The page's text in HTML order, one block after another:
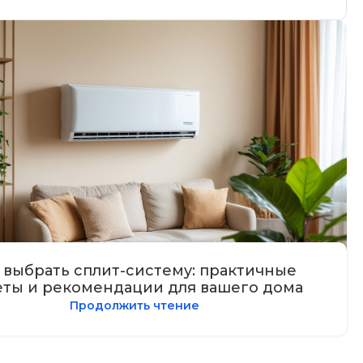
выбрать сплит-систему: практичные
и рекомендации для вашего дома
Продолжить чтение